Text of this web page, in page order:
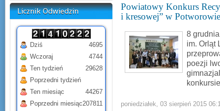
Licznik Odwiedzin
Dziś
Wczoraj
Ten tydzień
Poprzedni tydzień
Ten miesiąc
Poprzedni miesiąc
4695
4744
29628
44267
207811
Powiatowy Konkurs
i kresowej” w Potworowie
8
im. Orląt
poezji
poniedziałek, 03 sierpień 2015